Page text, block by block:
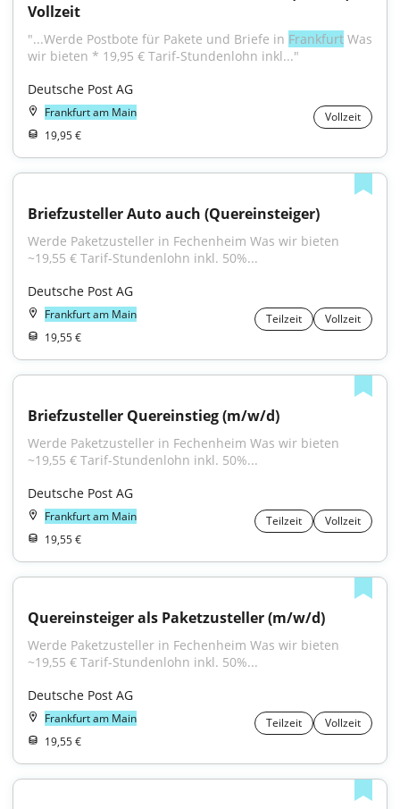
Vollzeit
"...Werde Postbote für Pakete und Briefe in Frankfurt Was
wir bieten * 19,95 € Tarif-Stundenlohn inkl..."
Deutsche Post AG
Frankfurt am Main
Vollzeit
19,95 €
Briefzusteller Auto auch (Quereinsteiger)
Werde Paketzusteller in Fechenheim Was wir bieten
~19,55 € Tarif-Stundenlohn inkl. 50%...
Deutsche Post AG
Frankfurt am Main Teilzeit
Vollzeit
19,55 €
Briefzusteller Quereinstieg (m/w/d)
Werde Paketzusteller in Fechenheim Was wir bieten
~19,55 € Tarif-Stundenlohn inkl. 50%...
Deutsche Post AG
Frankfurt am Main Teilzeit
Vollzeit
19,55 €
Quereinsteiger als Paketzusteller (m/w/d)
Werde Paketzusteller in Fechenheim Was wir bieten
~19,55 € Tarif-Stundenlohn inkl. 50%...
Deutsche Post AG
Frankfurt am Main Teilzeit
Vollzeit
19,55 €